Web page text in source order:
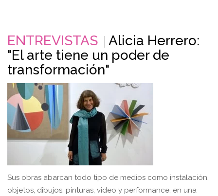
ENTREVISTAS
Alicia Herrero:
"El arte tiene un poder de
transformación"
Sus obras abarcan todo tipo de medios como instalación,
objetos, dibujos, pinturas, video y performance, en una